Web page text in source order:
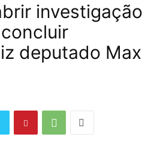
investigação
deputado Max